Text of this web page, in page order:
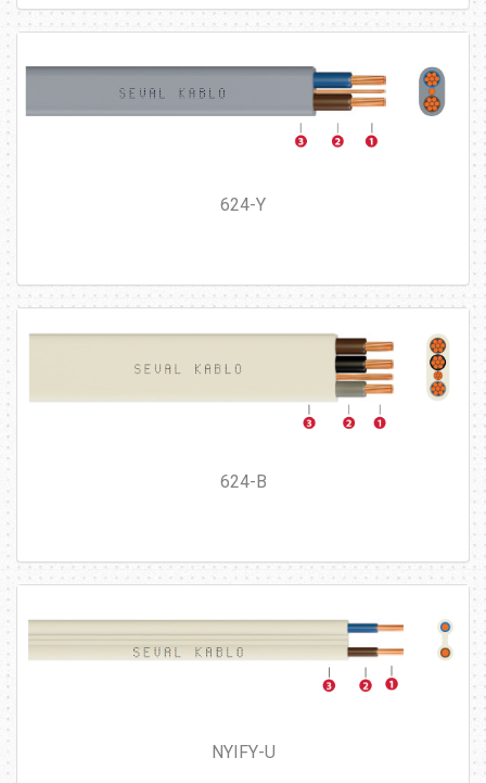
624-Y
624-B
NYIFY-U